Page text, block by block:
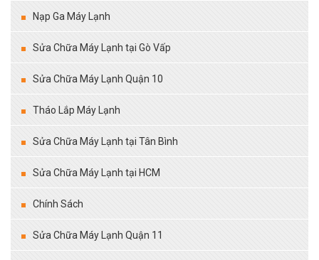
Nạp Ga Máy Lạnh
Sửa Chữa Máy Lạnh tại Gò Vấp
Sửa Chữa Máy Lạnh Quận 10
Tháo Lắp Máy Lạnh
Sửa Chữa Máy Lạnh tại Tân Bình
Sửa Chữa Máy Lạnh tại HCM
Chính Sách
Sửa Chữa Máy Lạnh Quận 11